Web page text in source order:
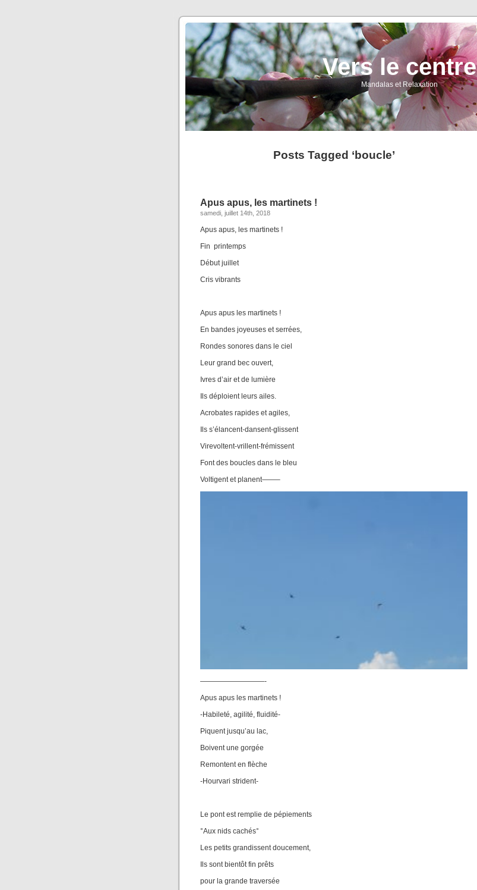
Vers le centre
Mandalas et Relaxation
Posts Tagged ‘boucle’
Apus apus, les martinets !
samedi, juillet 14th, 2018
Apus apus, les martinets !
Fin printemps
Début juillet
Cris vibrants
Apus apus les martinets !
En bandes joyeuses et serrées,
Rondes sonores dans le ciel
Leur grand bec ouvert,
Ivres d’air et de lumière
Ils déploient leurs ailes.
Acrobates rapides et agiles,
Ils s’élancent-dansent-glissent
Virevoltent-vrillent-frémissent
Font des boucles dans le bleu
Voltigent et planent——–
—————————-
Apus apus les martinets !
-Habileté, agilité, fluidité-
Piquent jusqu’au lac,
Boivent une gorgée
Remontent en flèche
-Hourvari strident-
Le pont est remplie de pépiements
°Aux nids cachés°
Les petits grandissent doucement,
Ils sont bientôt fin prêts
pour la grande traversée